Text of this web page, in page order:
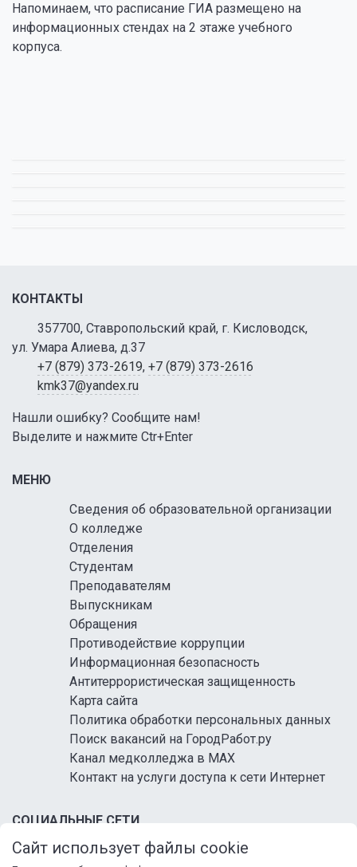
Напоминаем, что расписание ГИА размещено на
информационных стендах на 2 этаже учебного
корпуса.
КОНТАКТЫ
357700, Ставропольский край, г. Кисловодск,
ул. Умара Алиева, д.37
+7 (879) 373-2619, +7 (879) 373-2616
kmk37@yandex.ru
Нашли ошибку? Сообщите нам!
Выделите и нажмите Ctr+Enter
МЕНЮ
Сведения об образовательной организации
О колледже
Отделения
Студентам
Преподавателям
Выпускникам
Обращения
Противодействие коррупции
Информационная безопасность
Антитеррористическая защищенность
Карта сайта
Политика обработки персональных данных
Поиск вакансий на ГородРабот.ру
Канал медколледжа в MAX
Контакт на услуги доступа к сети Интернет
СОЦИАЛЬНЫЕ СЕТИ
Сайт использует файлы cookie